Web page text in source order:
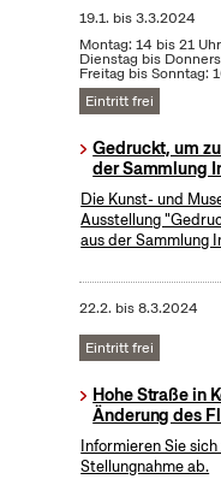
19.1. bis3.3.2024
Montag: 14 bis 21 Uhr
Dienstag bis
Freitag bis Sonntag:
Eintritt frei
Gedruckt, um
der Sammlung
Die Kunst- und
Ausstellung
aus der Sammlung
22.2. bis8.3.2024
Eintritt frei
Hohe Straße in
Änderung des
Informieren Sie
Stellungnahme ab.